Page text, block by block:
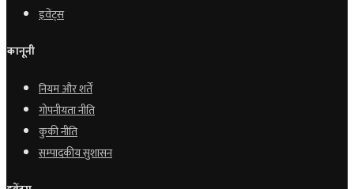
इवेंट्स
कानूनी
नियम और शर्तें
गोपनीयता नीति
कुकी नीति
सम्पादकीय सुशासन